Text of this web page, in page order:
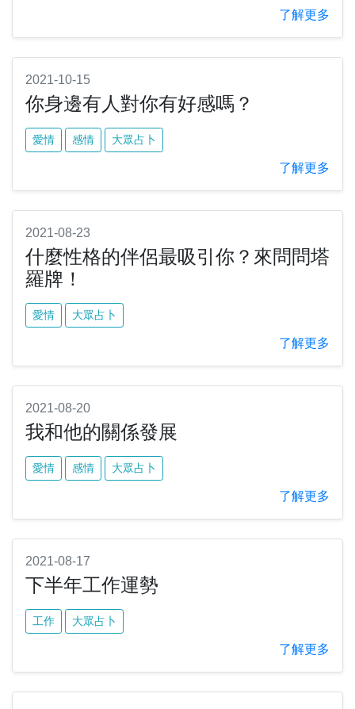
了解更多
2021-10-15
你身邊有人對你有好感嗎？
愛情 感情 大眾占卜
了解更多
2021-08-23
什麼性格的伴侶最吸引你？來問問塔
羅牌！
愛情 大眾占卜
了解更多
2021-08-20
我和他的關係發展
愛情 感情 大眾占卜
了解更多
2021-08-17
下半年工作運勢
工作 大眾占卜
了解更多